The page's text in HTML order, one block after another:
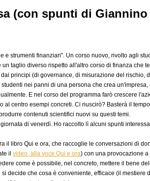
(con spunti di Giannino
strumenti finanziari". Un corso nuovo, rivolto agli
taglio diverso rispetto all'altro corso di finanza che
principi (di governance, di misurazione del rischio,
nei panni di una persona che crea un'impresa,
E nel corso del programma farò crescere
centro esempi concreti. Ci riuscirò? Basterà il
contenuti scientifici nuovi su questi temi.
di venerdì. Ho raccolto lì alcuni spunti
il libro Qui e ora, che raccoglie le conversazioni di
il video, alla voce Qui e ora) con una provocazione
come è possibile, nel concreto, mettere il bene
decide che cosa è conveniente, efficace (il mestiere